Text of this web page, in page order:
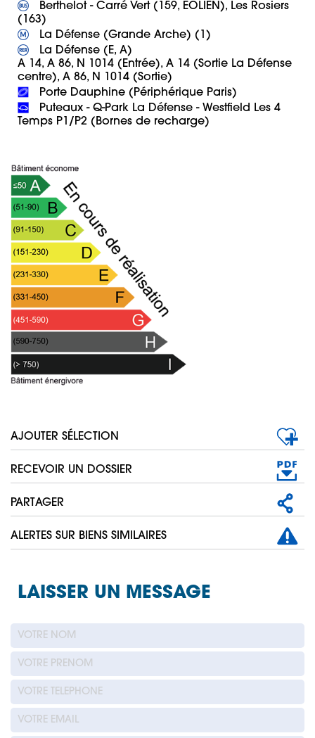
Berthelot - Carré Vert (159, EOLIEN), Les Rosiers
La Défense (E, A)
A 14, A 86, N 1014 (Entrée), A 14 (Sortie La Défense
Puteaux - Q-Park La Défense - Westfield Les 4
Temps P1/P2 (Bornes de recharge)
AJOUTER SÉLECTION
RECEVOIR UN DOSSIER
PARTAGER
ALERTES SUR BIENS SIMILAIRES
LAISSER UN MESSAGE